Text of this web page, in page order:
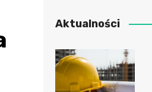
109 Szpital Wojskowy w
Szczecinie
Samodzielny Publiczny
Specjalistyczny Zakład
Opieki Zdrowotnej
Aktualności